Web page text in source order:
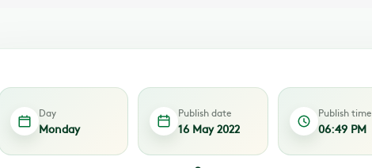
Day
Monday
Publish date
16 May 2022
Publish time
06:49 PM